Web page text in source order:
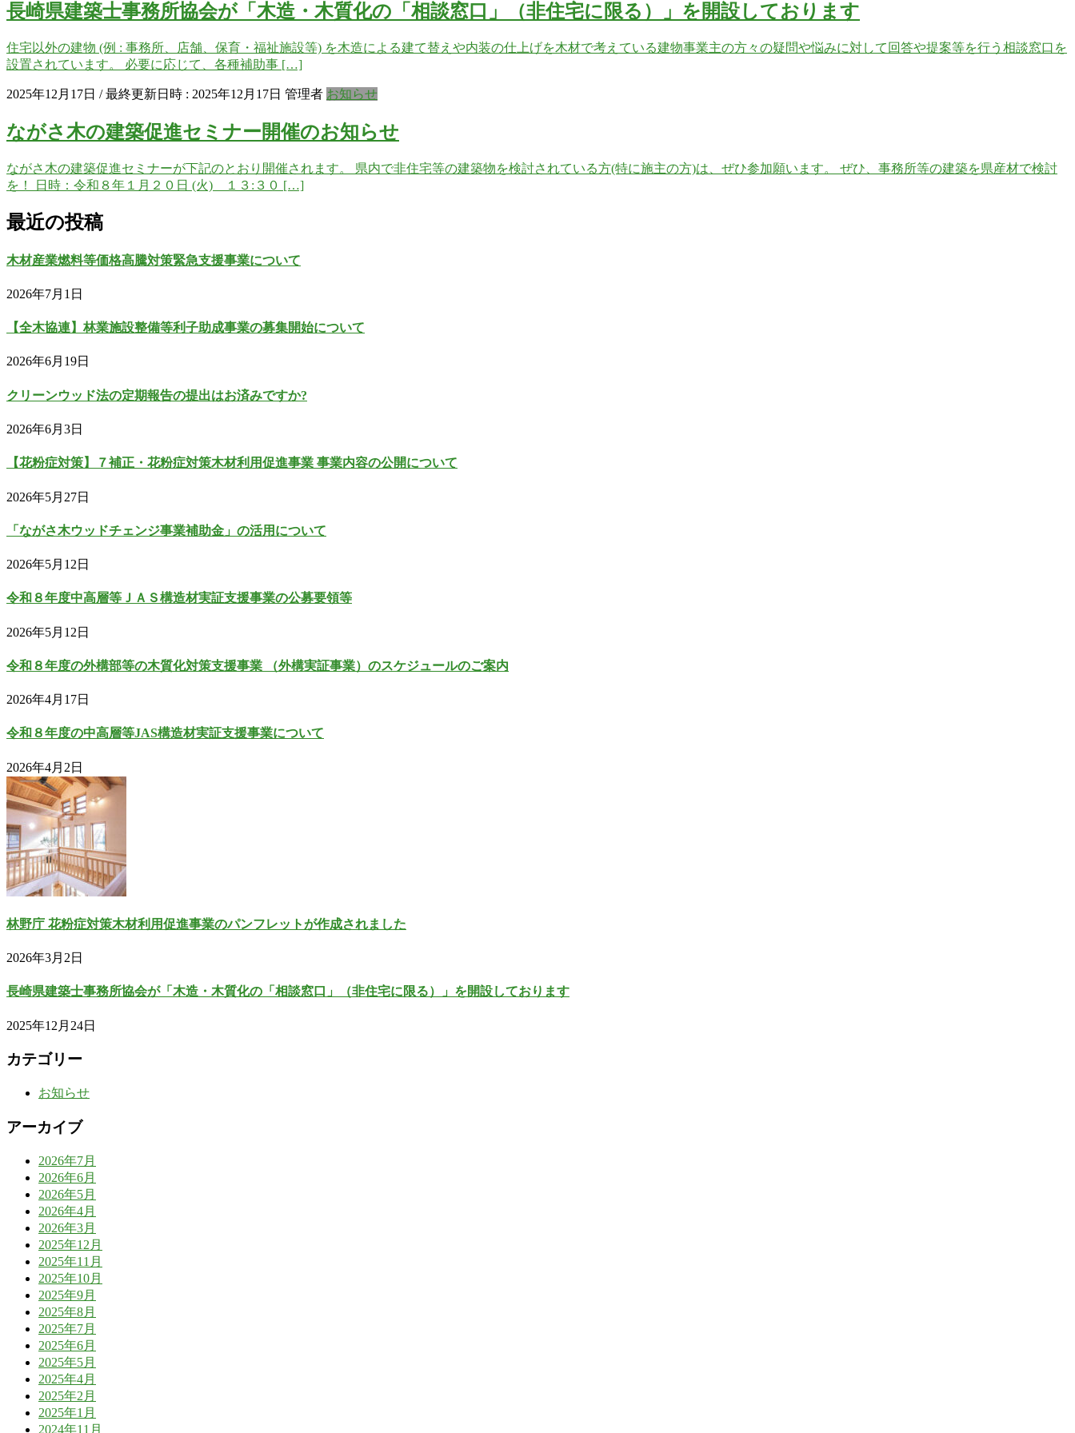
長崎県建築士事務所協会が「木造・木質化の「相談窓口」（非住宅に限る）」を開設しております
住宅以外の建物 (例 : 事務所、店舗、保育・福祉施設等) を木造による建て替えや内装の仕上げを木材で考えている建物事業主の方々の疑問や悩みに対して回答や提案等を行う相談窓口を
設置されています。 必要に応じて、各種補助事 […]
2025年12月17日 / 最終更新日時 : 2025年12月17日 管理者 お知らせ
ながさ木の建築促進セミナー開催のお知らせ
ながさ木の建築促進セミナーが下記のとおり開催されます。 県内で非住宅等の建築物を検討されている方(特に施主の方)は、ぜひ参加願います。 ぜひ、事務所等の建築を県産材で検討
を！ 日時：令和８年１月２０日 (火) １３:３０ […]
最近の投稿
木材産業燃料等価格高騰対策緊急支援事業について
2026年7月1日
【全木協連】林業施設整備等利子助成事業の募集開始について
2026年6月19日
クリーンウッド法の定期報告の提出はお済みですか?
2026年6月3日
【花粉症対策】７補正・花粉症対策木材利用促進事業 事業内容の公開について
2026年5月27日
「ながさ木ウッドチェンジ事業補助金」の活用について
2026年5月12日
令和８年度中高層等ＪＡＳ構造材実証支援事業の公募要領等
2026年5月12日
令和８年度の外構部等の木質化対策支援事業 （外構実証事業）のスケジュールのご案内
2026年4月17日
令和８年度の中高層等JAS構造材実証支援事業について
2026年4月2日
林野庁 花粉症対策木材利用促進事業のパンフレットが作成されました
2026年3月2日
長崎県建築士事務所協会が「木造・木質化の「相談窓口」（非住宅に限る）」を開設しております
2025年12月24日
カテゴリー
お知らせ
アーカイブ
2026年7月
2026年6月
2026年5月
2026年4月
2026年3月
2025年12月
2025年11月
2025年10月
2025年9月
2025年8月
2025年7月
2025年6月
2025年5月
2025年4月
2025年2月
2025年1月
2024年11月